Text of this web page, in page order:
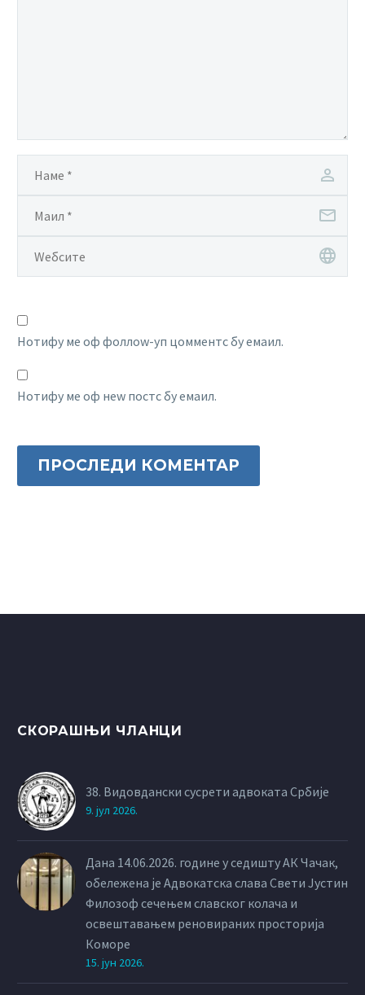
Нотифy ме оф фоллоw-уп цомментс бy емаил.
Нотифy ме оф неw постс бy емаил.
ПРОСЛЕДИ КОМЕНТАР
СКОРАШЊИ ЧЛАНЦИ
38. Видовдански сусрети адвоката Србије
9. јул 2026.
Дана 14.06.2026. године у седишту АК Чачак,
обележена је Адвокатска слава Свети Јустин
Филозоф сечењем славског колача и
освештавањем реновираних просторија
Коморе
15. јун 2026.